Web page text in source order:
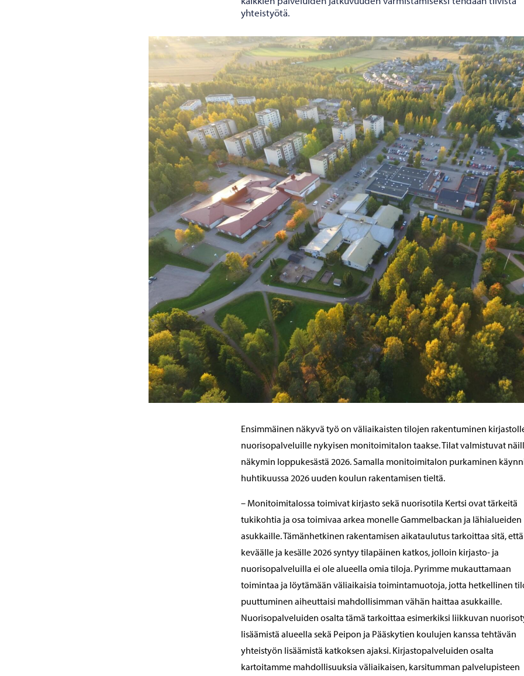
yhteistyötä.
Ensimmäinen näkyvä työ on väliaikaisten tilojen rakentuminen
nuorisopalveluille nykyisen monitoimitalon taakse. Tilat valmistuvat
näkymin loppukesästä 2026. Samalla monitoimitalon purkaminen
huhtikuussa 2026 uuden koulun rakentamisen tieltä.
– Monitoimitalossa toimivat kirjasto sekä nuorisotila Kertsi ovat tärkeitä
tukikohtia ja osa toimivaa arkea monelle Gammelbackan ja lähialueiden
asukkaille. Tämänhetkinen rakentamisen aikataulutus tarkoittaa sitä, että
keväälle ja kesälle 2026 syntyy tilapäinen katkos, jolloin kirjasto- ja
nuorisopalveluilla ei ole alueella omia tiloja. Pyrimme mukauttamaan
toimintaa ja löytämään väliaikaisia toimintamuotoja, jotta hetkellinen
puuttuminen aiheuttaisi mahdollisimman vähän haittaa asukkaille.
Nuorisopalveluiden osalta tämä tarkoittaa esimerkiksi liikkuvan
lisäämistä alueella sekä Peipon ja Pääskytien koulujen kanssa tehtävän
yhteistyön lisäämistä katkoksen ajaksi. Kirjastopalveluiden osalta
kartoitamme mahdollisuuksia väliaikaisen, karsitumman palvelupisteen